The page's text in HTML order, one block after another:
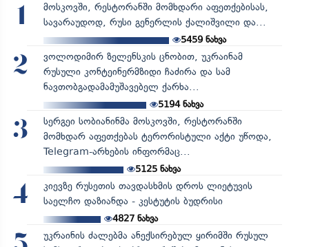
1
მოსკოვში, რესტორანში მომხდარი აფეთქებისას,
სავარაუდოდ, რუსი გენერლის ქალიშვილი და...
5459 ნახვა
2
ვოლოდიმირ ზელენსკის ცნობით, უკრაინამ
რუსული კონტეინერმზიდი ჩაძირა და სამ
ნავთობგადამამუშავებელ ქარხა...
5194ნახვა
3
სერგეი სობიანინმა მოსკოვში, რესტორანში
მომხდარ აფეთქებას ტერორისტული აქტი უწოდა,
Telegram-არხების ინფორმაც...
5125ნახვა
4
კიევზე რუსეთის თავდასხმის დროს ლიეტუვის
საელჩო დაზიანდა - კესტუტის ბუდრისი
4827ნახვა
უკრაინის ძალებმა ანექსირებულ ყირიმში რუსულ